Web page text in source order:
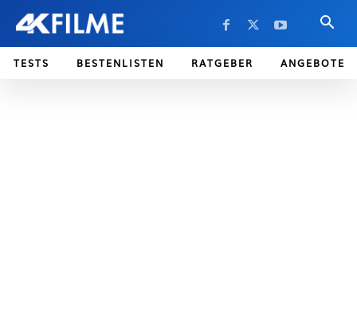
TESTS BESTENLISTEN RATGEBER ANGEBOTE